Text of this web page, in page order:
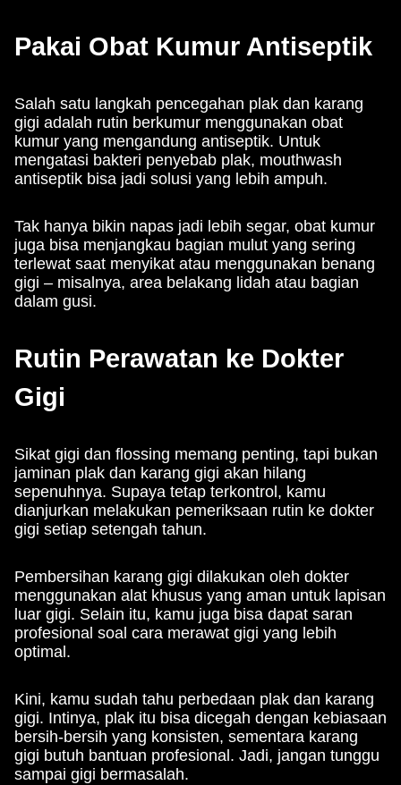
Pakai Obat Kumur Antiseptik
Salah satu langkah pencegahan plak dan karang
gigi adalah rutin berkumur menggunakan obat
kumur yang mengandung antiseptik. Untuk
mengatasi bakteri penyebab plak, mouthwash
antiseptik bisa jadi solusi yang lebih ampuh.
Tak hanya bikin napas jadi lebih segar, obat kumur
juga bisa menjangkau bagian mulut yang sering
terlewat saat menyikat atau menggunakan benang
gigi – misalnya, area belakang lidah atau bagian
dalam gusi.
Rutin Perawatan ke Dokter
Gigi
Sikat gigi dan flossing memang penting, tapi bukan
jaminan plak dan karang gigi akan hilang
sepenuhnya. Supaya tetap terkontrol, kamu
dianjurkan melakukan pemeriksaan rutin ke dokter
gigi setiap setengah tahun.
Pembersihan karang gigi dilakukan oleh dokter
menggunakan alat khusus yang aman untuk lapisan
luar gigi. Selain itu, kamu juga bisa dapat saran
profesional soal cara merawat gigi yang lebih
optimal.
Kini, kamu sudah tahu perbedaan plak dan karang
gigi. Intinya, plak itu bisa dicegah dengan kebiasaan
bersih-bersih yang konsisten, sementara karang
gigi butuh bantuan profesional. Jadi, jangan tunggu
sampai gigi bermasalah.